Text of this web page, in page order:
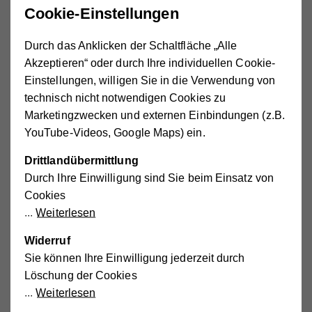
Jänner 2021 bei Frauen einen Anstieg von +42,4%, bei
darauf hin, dass natürlich Bewegung in den Arbeitsmarkt
komme, sobald die Wirtschaft wieder anspringe. Jedoch
sei mit einer relevanten Anzahl Personen zu rechnen, die
sichnach der Krise beruflich neu orientieren
oder müssen. Der Ausbau der Pflege schafftnachhaltige,
saisonunabhängige Jobs, im städtischen wie auch im
ländlichen Raum
. Das wirkt der Landflucht entgegen und
fördert die regionale Entwicklung
. Der Ausbau der
Pflege ist auch aus
Pflege ist einerseits ein bedeutender Arbeitsmarkt für
Pflegeangebote die zumeist weiblichen pflegenden
Angehörigen“, erläutert die IHS-Expertin.
„Masterplan“ für gezielte Investitionen in eine
Cookie-Einstellungen
Durch das Anklicken der Schaltfläche „Alle
Akzeptieren“ oder durch Ihre individuellen Cookie-
Einstellungen, willigen Sie in die Verwendung von
technisch nicht notwendigen Cookies zu
Marketingzwecken und externen Einbindungen (z.B.
YouTube-Videos, Google Maps) ein.
Drittlandübermittlung
Durch Ihre Einwilligung sind Sie beim Einsatz von
Cookies
Weiterlesen
Widerruf
Sie können Ihre Einwilligung jederzeit durch
Löschung der Cookies
Weiterlesen